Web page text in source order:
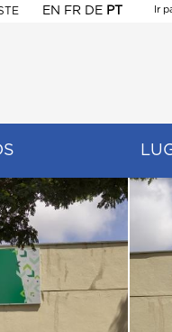
EN FR DE PT
Ir